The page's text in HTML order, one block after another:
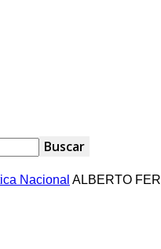
Nacional ALBERTO